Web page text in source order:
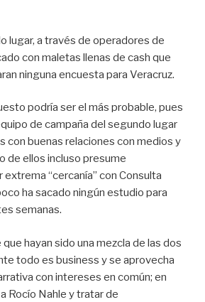
lugar, a través de operadores de
con maletas llenas de cash que
ninguna encuesta para Veracruz.
podría ser el más probable, pues
de campaña del segundo lugar
con buenas relaciones con medios y
de ellos incluso presume
“cercanía” con Consulta
ha sacado ningún estudio para
semanas.
hayan sido una mezcla de las dos
todo es business y se aprovecha
con intereses en común; en
Rocío Nahle y tratar de